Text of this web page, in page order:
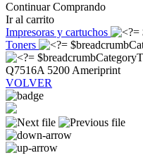
Continuar Comprando
Ir al carrito
Impresoras y cartuchos
Toners
Q7516A 5200 Ameriprint
VOLVER